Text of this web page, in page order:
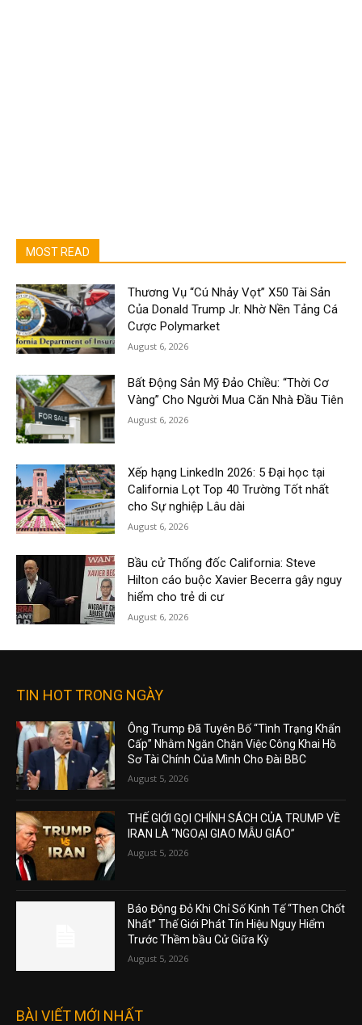
MOST READ
Thương Vụ “Cú Nhảy Vọt” X50 Tài Sản
Của Donald Trump Jr. Nhờ Nền Tảng Cá
Cược Polymarket
August 6, 2026
Bất Động Sản Mỹ Đảo Chiều: “Thời Cơ
Vàng” Cho Người Mua Căn Nhà Đầu Tiên
August 6, 2026
Xếp hạng LinkedIn 2026: 5 Đại học tại
California Lọt Top 40 Trường Tốt nhất
cho Sự nghiệp Lâu dài
August 6, 2026
Bầu cử Thống đốc California: Steve
Hilton cáo buộc Xavier Becerra gây nguy
hiểm cho trẻ di cư
August 6, 2026
TIN HOT TRONG NGÀY
Ông Trump Đã Tuyên Bố “Tình Trạng Khẩn
Cấp” Nhằm Ngăn Chặn Việc Công Khai Hồ
Sơ Tài Chính Của Mình Cho Đài BBC
August 5, 2026
THẾ GIỚI GỌI CHÍNH SÁCH CỦA TRUMP VỀ
IRAN LÀ “NGOẠI GIAO MẪU GIÁO”
August 5, 2026
Báo Động Đỏ Khi Chỉ Số Kinh Tế “Then Chốt
Nhất” Thế Giới Phát Tín Hiệu Nguy Hiểm
Trước Thềm bầu Cử Giữa Kỳ
August 5, 2026
BÀI VIẾT MỚI NHẤT